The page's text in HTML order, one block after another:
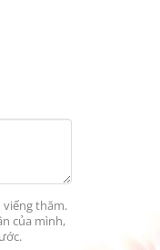
viếng thăm.
của mình,